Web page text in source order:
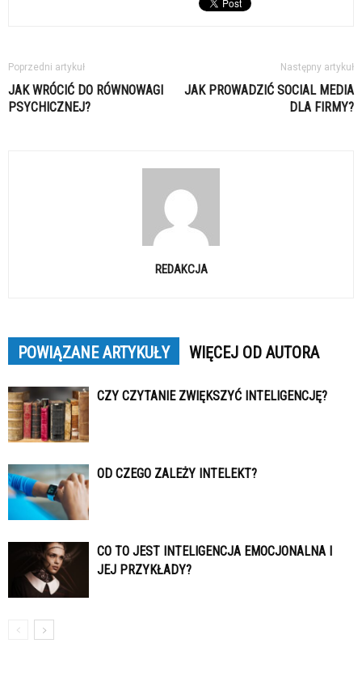
Poprzedni artykuł
JAK WRÓCIĆ DO RÓWNOWAGI
PSYCHICZNEJ?
Następny artykuł
JAK PROWADZIĆ SOCIAL MEDIA
DLA FIRMY?
REDAKCJA
POWIĄZANE ARTYKUŁY WIĘCEJ OD AUTORA
CZY CZYTANIE ZWIĘKSZYĆ INTELIGENCJĘ?
OD CZEGO ZALEŻY INTELEKT?
CO TO JEST INTELIGENCJA EMOCJONALNA I
JEJ PRZYKŁADY?